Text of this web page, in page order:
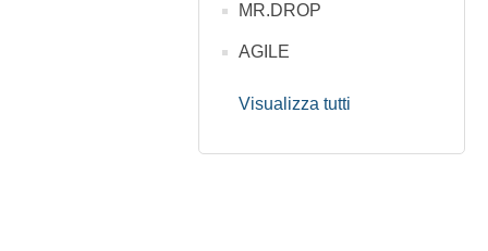
MR.DROP
AGILE
Visualizza tutti